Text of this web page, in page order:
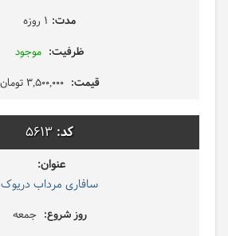
1 روزه
موجود
3,500,000 تومان
5613
سافاری مرداب دریوک
جمعه